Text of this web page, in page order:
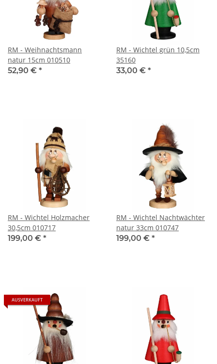
RM - Weihnachtsmann
natur 15cm 010510
52,90 € *
RM - Wichtel grün 10,5cm
35160
33,00 € *
RM - Wichtel Holzmacher
30,5cm 010717
199,00 € *
RM - Wichtel Nachtwächter
natur 33cm 010747
199,00 € *
AUSVERKAUFT